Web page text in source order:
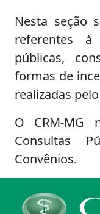
Nesta seção
referentes à
públicas,
formas de
realizadas
O CRM-MG
Consultas
Convênios.